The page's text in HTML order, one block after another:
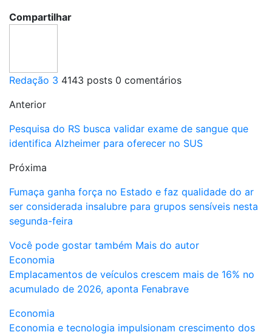
Compartilhar
Redação 3 4143 posts 0 comentários
Anterior
Pesquisa do RS busca validar exame de sangue que
identifica Alzheimer para oferecer no SUS
Próxima
Fumaça ganha força no Estado e faz qualidade do ar
ser considerada insalubre para grupos sensíveis nesta
segunda-feira
Você pode gostar também Mais do autor
Economia
Emplacamentos de veículos crescem mais de 16% no
acumulado de 2026, aponta Fenabrave
Economia
Economia e tecnologia impulsionam crescimento dos